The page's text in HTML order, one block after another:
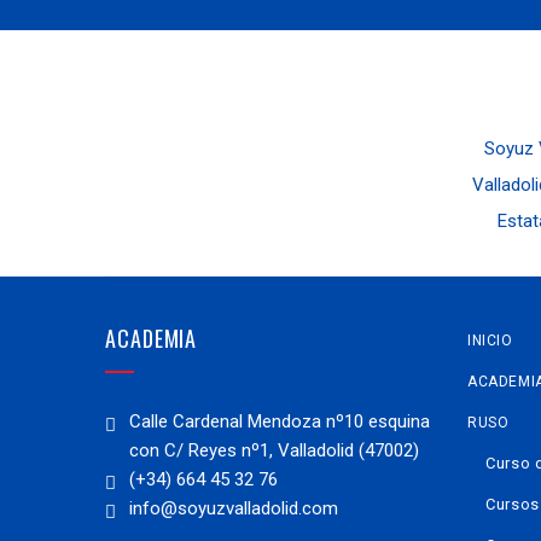
Soyuz
ACADEMIA
Calle Cardenal Mendoza nº10 esquina
con C/ Reyes nº1, Valladolid (47002)
(+34) 664 45 32 76
info@soyuzvalladolid.com
INICIO
RUSO
Curso